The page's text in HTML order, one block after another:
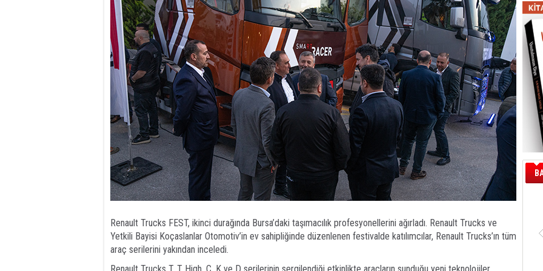
Renault Trucks FEST, ikinci durağında Bursa’daki taşımacılık profesyonellerini ağırladı. Renault Trucks ve
Yetkili Bayisi Koçaslanlar Otomotiv’in ev sahipliğinde düzenlenen festivalde katılımcılar, Renault Trucks’ın tüm
araç serilerini yakından inceledi.